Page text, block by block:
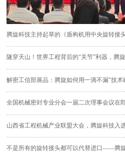
腾旋科技主持起草的《盾构机用中央旋转接
隧穿天山！世界工程背后的“关节”利器，腾
解密工信部展品：腾旋如何用一滴不漏"技
全国机械密封专业分会一届二次理事会议在
山西省工程机械产业联盟大会，腾旋科技入
不是所有的旋转接头都可以代替进口——腾